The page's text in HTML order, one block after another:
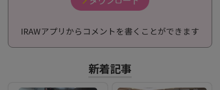
IRAWアプリからコメントを書くことができます
新着記事